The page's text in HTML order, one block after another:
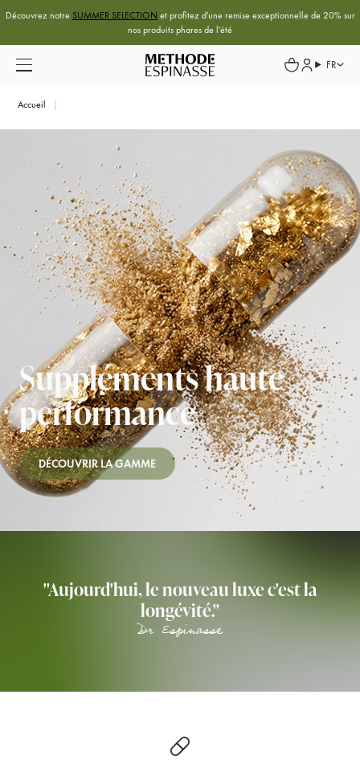
Découvrez notre SUMMER SELECTION et profitez d'une remise exceptionnelle de 20% sur
nos produits phares de l'été
FR
Accueil
Suppléments haute
performance
DÉCOUVRIR LA GAMME
"Aujourd'hui, le nouveau luxe c'est la
longévité."
Dr Espinasse